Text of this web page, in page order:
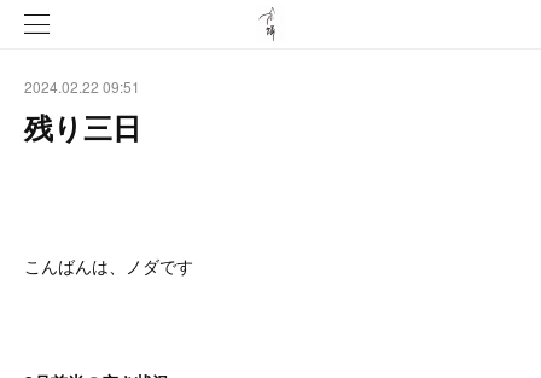
2024.02.22 09:51
残り三日
こんばんは、ノダです